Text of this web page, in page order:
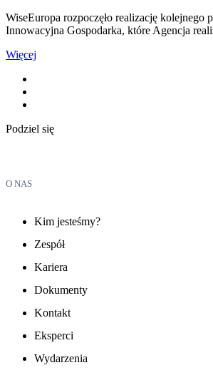
WiseEuropa rozpoczęło realizację
Innowacyjna Gospodarka, które Agencja
Więcej
Podziel się
O NAS
Kim jesteśmy?
Zespół
Kariera
Dokumenty
Kontakt
Eksperci
Wydarzenia